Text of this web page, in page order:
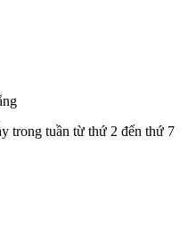
trong tuần từ thứ 2 đến thứ 7